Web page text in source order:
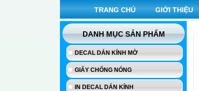
TRANG CHỦ GIỚI THIỆU
DANH MỤC SẢN PHẨM
DECAL DÁN KÍNH MỜ
GIẤY CHỐNG NÓNG
IN DECAL DÁN KÍNH